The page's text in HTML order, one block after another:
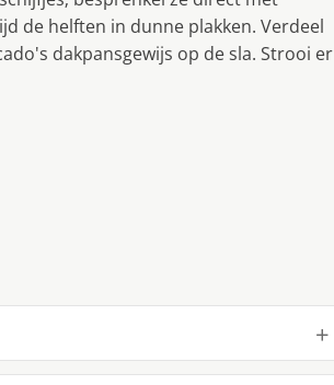
de helften in dunne plakken. Verdeel
dakpansgewijs op de sla. Strooi er